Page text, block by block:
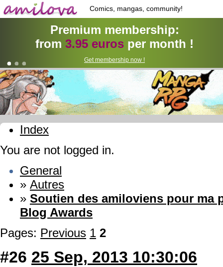
Comics, mangas, community!
Premium membership:
from 3.95 euros per month !
Get membership now !
Index
You are not logged in.
General
» Autres
» Soutien des amiloviens pour ma
Blog Awards
Pages: Previous 1 2
#26 25 Sep, 2013 10:30:06